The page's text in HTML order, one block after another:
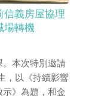
信義房屋協理
場轉機
本次特別邀請
，以《持續影響
》為題，和金